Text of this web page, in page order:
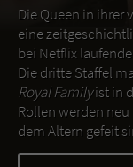
Die Queen in ihrer
eine
bei Netflix
Die dritte Staffel
Royal Familyist in
Rollen werden
dem Altern gefeit